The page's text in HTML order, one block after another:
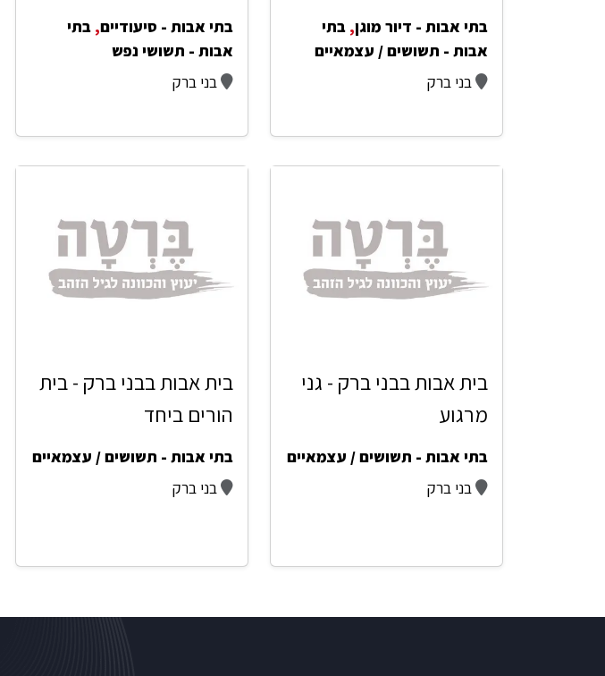
בתי אבות - דיור מוגן, בתי
אבות - תשושים / עצמאיים
בני ברק
בתי אבות - סיעודיים, בתי
אבות - תשושי נפש
בני ברק
בית אבות בבני ברק - גני
מרגוע
בתי אבות - תשושים / עצמאיים
בני ברק
בית אבות בבני ברק - בית
הורים ביחד
בתי אבות - תשושים / עצמאיים
בני ברק